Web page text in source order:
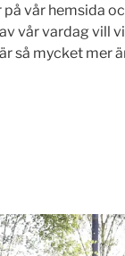
vår hemsida
vår vardag vill
så mycket mer